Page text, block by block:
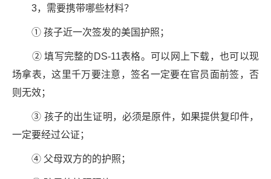
3，需要携带哪些材料？
① 孩子近一次签发的美国护照；
② 填写完整的DS-11表格。可以网上下载，也可以现
场拿表，这里千万要注意，签名一定要在官员面前签，否
则无效；
③ 孩子的出生证明，必须是原件，如果提供复印件，
一定要经过公证；
④ 父母双方的的护照；